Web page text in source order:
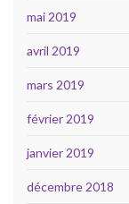
mai 2019
avril 2019
mars 2019
février 2019
janvier 2019
décembre 2018